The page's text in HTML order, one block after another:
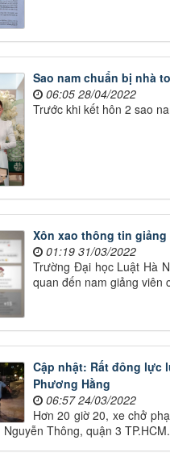
Sao nam chuẩn bị nhà
06:05 28/04/2022
Trước khi kết hôn 2 sao
Xôn xao thông tin
01:19 31/03/2022
Trường Đại học Luật Hà
quan đến nam giảng viên
Cập nhật: Rất đông lực
Phương Hằng
06:57 24/03/2022
Hơn 20 giờ 20, xe chở
Thông, quận 3 TP.HCM.